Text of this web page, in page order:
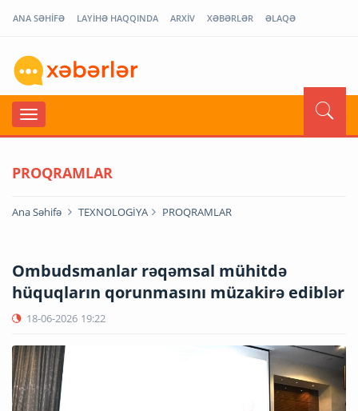
ANA SƏHİFƏ LAYİHƏ HAQQINDA ARXİV XƏBƏRLƏR ƏLAQƏ
PROQRAMLAR
Ana Səhifə TEXNOLOGİYA PROQRAMLAR
Ombudsmanlar rəqəmsal mühitdə
hüquqların qorunmasını müzakirə ediblər
18-06-2026 19:22